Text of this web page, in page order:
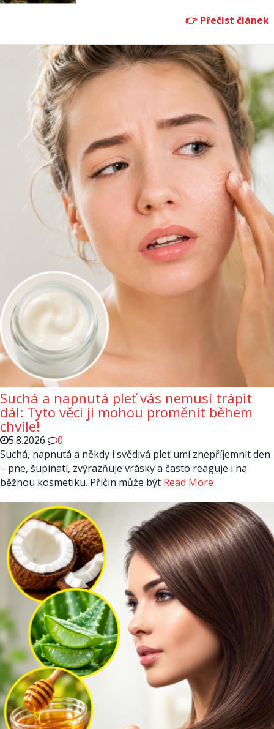
Suchá a napnutá pleť vás nemusí trápit
dál: Tyto věci ji mohou proměnit během
chvíle!
5.8.2026
0
Suchá, napnutá a někdy i svědivá pleť umí znepříjemnit den
– pne, šupinatí, zvýrazňuje vrásky a často reaguje i na
běžnou kosmetiku. Příčin může být Read More